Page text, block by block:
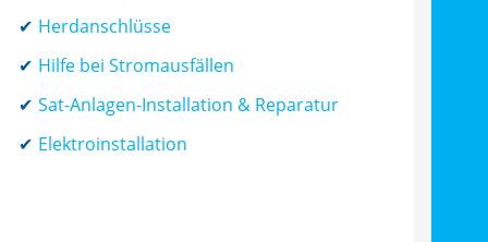
Herdanschlüsse
Hilfe bei Stromausfällen
Sat-Anlagen-Installation & Reparatur
Elektroinstallation